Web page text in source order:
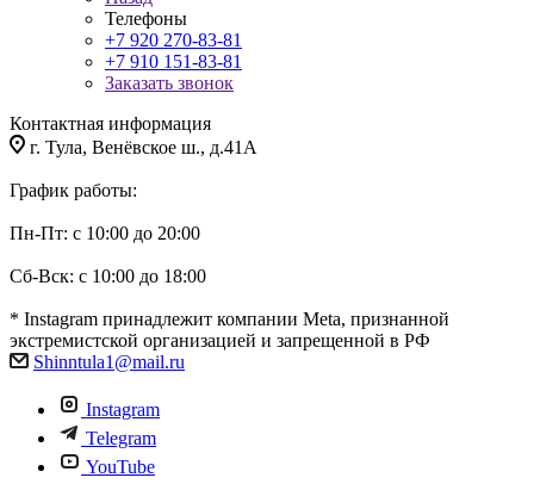
Телефоны
+7 920 270-83-81
+7 910 151-83-81
Заказать звонок
Контактная информация
г. Тула, Венёвское ш., д.41А
График работы:
Пн-Пт: с 10:00 до 20:00
Сб-Вск: с 10:00 до 18:00
* Instagram принадлежит компании Meta, признанной
экстремистской организацией и запрещенной в РФ
Shinntula1@mail.ru
Instagram
Telegram
YouTube